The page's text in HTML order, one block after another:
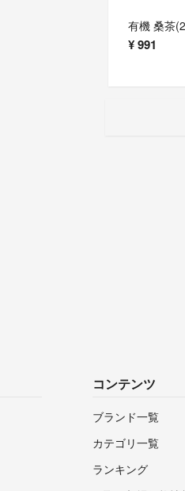
¥991
コンテンツ
ブランド一覧
カテゴリ一覧
ランキング